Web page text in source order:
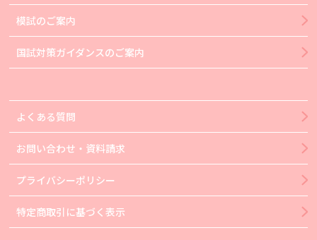
模試のご案内
国試対策ガイダンスのご案内
よくある質問
お問い合わせ・資料請求
プライバシーポリシー
特定商取引に基づく表示